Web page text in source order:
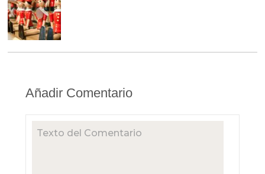
Añadir Comentario